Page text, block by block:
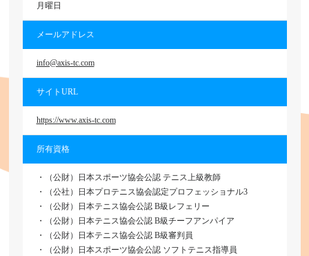
月曜日
メールアドレス
info@axis-tc.com
サイトURL
https://www.axis-tc.com
所有資格
・（公財）日本スポーツ協会公認 テニス上級教師
・（公社）日本プロテニス協会認定プロフェッショナル3
・（公財）日本テニス協会公認 B級レフェリー
・（公財）日本テニス協会公認 B級チーフアンパイア
・（公財）日本テニス協会公認 B級審判員
・（公財）日本スポーツ協会公認 ソフトテニス指導員